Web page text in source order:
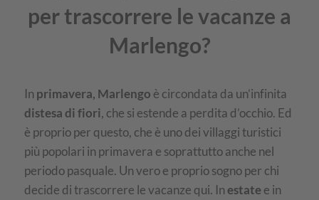
per trascorrere le vacanze a
Marlengo?
In primavera, Marlengo è circondata da un’infinita
distesa di fiori, che si estende a perdita d’occhio. Ed
è proprio per questo, che è uno dei villaggi turistici
più popolari in primavera e soprattutto anche nel
periodo pasquale. Un vero e proprio sogno per chi
decide di trascorrere le vacanze qui. In estate e in